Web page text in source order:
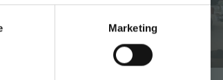
Marketing